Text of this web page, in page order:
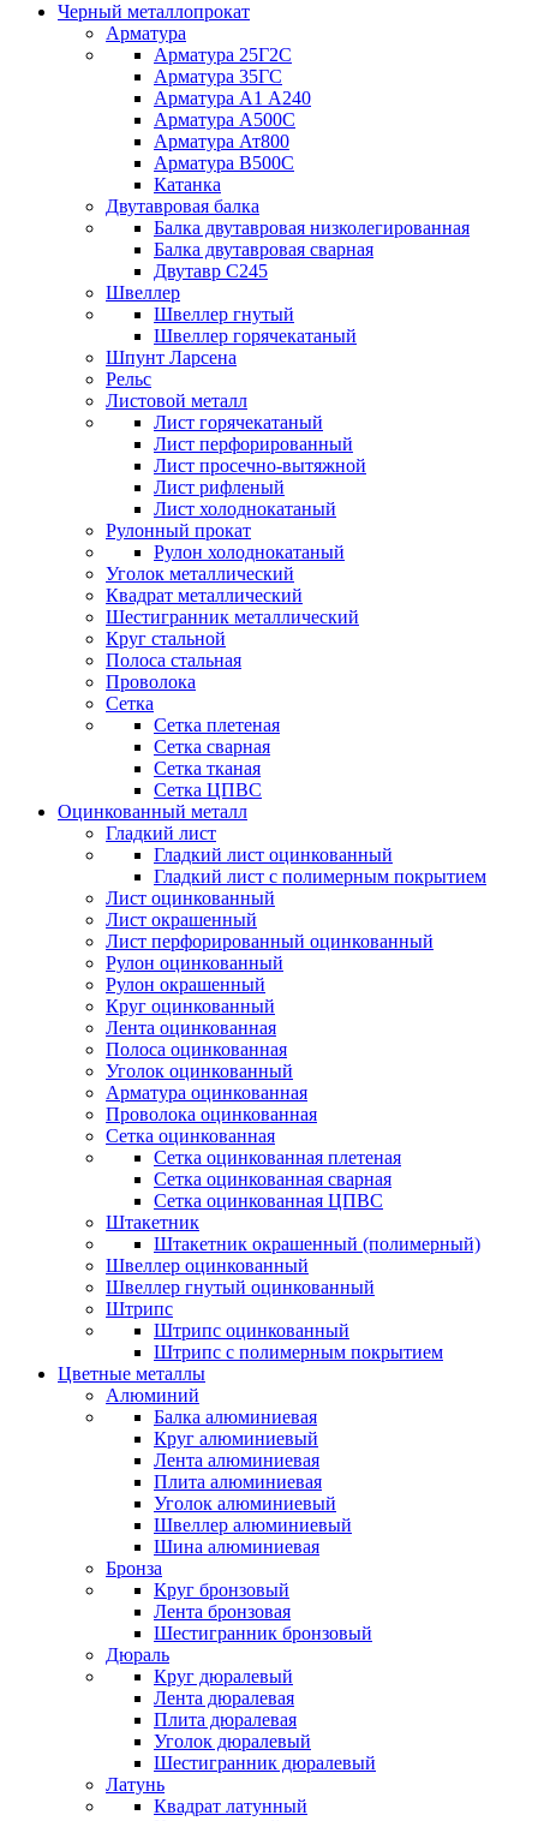
Черный металлопрокат
Арматура
Арматура 25Г2С
Арматура 35ГС
Арматура А1 А240
Арматура А500С
Арматура Ат800
Арматура В500С
Катанка
Двутавровая балка
Балка двутавровая низколегированная
Балка двутавровая сварная
Двутавр С245
Швеллер
Швеллер гнутый
Швеллер горячекатаный
Шпунт Ларсена
Рельс
Листовой металл
Лист горячекатаный
Лист перфорированный
Лист просечно-вытяжной
Лист рифленый
Лист холоднокатаный
Рулонный прокат
Рулон холоднокатаный
Уголок металлический
Квадрат металлический
Шестигранник металлический
Круг стальной
Полоса стальная
Проволока
Сетка
Сетка плетеная
Сетка сварная
Сетка тканая
Сетка ЦПВС
Оцинкованный металл
Гладкий лист
Гладкий лист оцинкованный
Гладкий лист с полимерным покрытием
Лист оцинкованный
Лист окрашенный
Лист перфорированный оцинкованный
Рулон оцинкованный
Рулон окрашенный
Круг оцинкованный
Лента оцинкованная
Полоса оцинкованная
Уголок оцинкованный
Арматура оцинкованная
Проволока оцинкованная
Сетка оцинкованная
Сетка оцинкованная плетеная
Сетка оцинкованная сварная
Сетка оцинкованная ЦПВС
Штакетник
Штакетник окрашенный (полимерный)
Швеллер оцинкованный
Швеллер гнутый оцинкованный
Штрипс
Штрипс оцинкованный
Штрипс с полимерным покрытием
Цветные металлы
Алюминий
Балка алюминиевая
Круг алюминиевый
Лента алюминиевая
Плита алюминиевая
Уголок алюминиевый
Швеллер алюминиевый
Шина алюминиевая
Бронза
Круг бронзовый
Лента бронзовая
Шестигранник бронзовый
Дюраль
Круг дюралевый
Лента дюралевая
Плита дюралевая
Уголок дюралевый
Шестигранник дюралевый
Латунь
Квадрат латунный